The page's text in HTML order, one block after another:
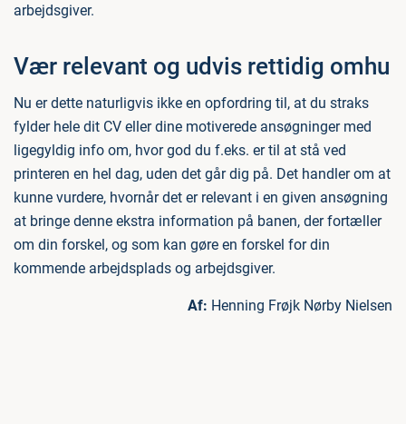
arbejdsgiver.
Vær relevant og udvis rettidig omhu
Nu er dette naturligvis ikke en opfordring til, at du straks
fylder hele dit CV eller dine motiverede ansøgninger med
ligegyldig info om, hvor god du f.eks. er til at stå ved
printeren en hel dag, uden det går dig på. Det handler om at
kunne vurdere, hvornår det er relevant i en given ansøgning
at bringe denne ekstra information på banen, der fortæller
om din forskel, og som kan gøre en forskel for din
kommende arbejdsplads og arbejdsgiver.
Af: Henning Frøjk Nørby Nielsen